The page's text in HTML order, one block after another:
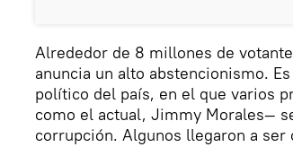
Alrededor de 8 millones de
anuncia un alto abstencionismo.
político del país, en el que varios
como el actual, Jimmy Morales—
corrupción. Algunos llegaron a ser